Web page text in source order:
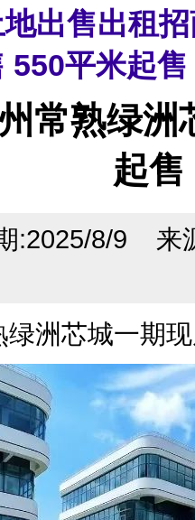
出售出租
550平米起
常熟绿
起
:2025/8/9 来
绿洲芯城一期